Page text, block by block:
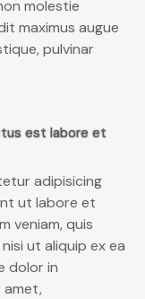
molestie
maximus augue
pulvinar
est labore et
adipisicing
ut labore et
veniam, quis
ut aliquip ex ea
dolor in
amet,